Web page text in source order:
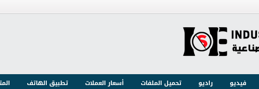
فيديو راديو تحميل الملفات أسعار العملات تطبيق الهاتف